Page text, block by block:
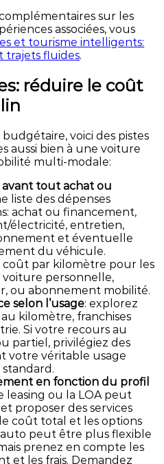
sur les
associées, vous
et tourisme intelligents:
trajets fluides.
réduire le coût
voici des pistes
aussi bien à une voiture
multi-modale:
avant tout achat ou
liste des dépenses
achat ou financement,
électricité, entretien,
et éventuelle
du véhicule.
coût par kilomètre pour les
voiture personnelle,
ou abonnement mobilité.
selon l’usage: explorez
kilomètre, franchises
Si votre recours au
partiel, privilégiez des
votre véritable usage
en fonction du profil
leasing ou la LOA peut
proposer des services
coût total et les options
peut être plus flexible
prenez en compte les
et les frais. Demandez